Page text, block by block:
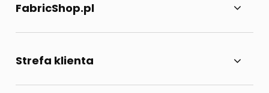
FabricShop.pl
Strefa klienta